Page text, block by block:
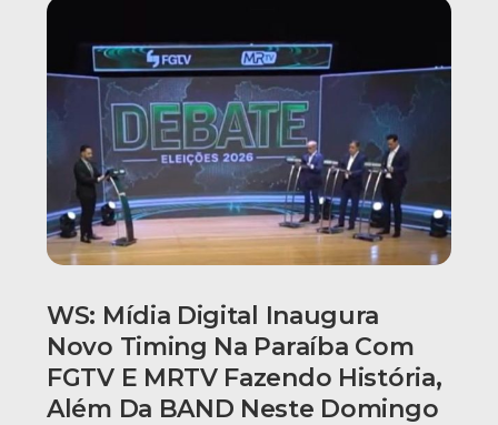
WS: Mídia Digital Inaugura
Novo Timing Na Paraíba Com
FGTV E MRTV Fazendo História,
Além Da BAND Neste Domingo